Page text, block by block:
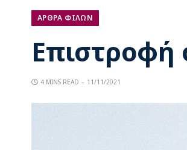
ΑΡΘΡΑ ΦΙΛΩΝ
Επιστροφή
4 MINS READ 11/11/2021